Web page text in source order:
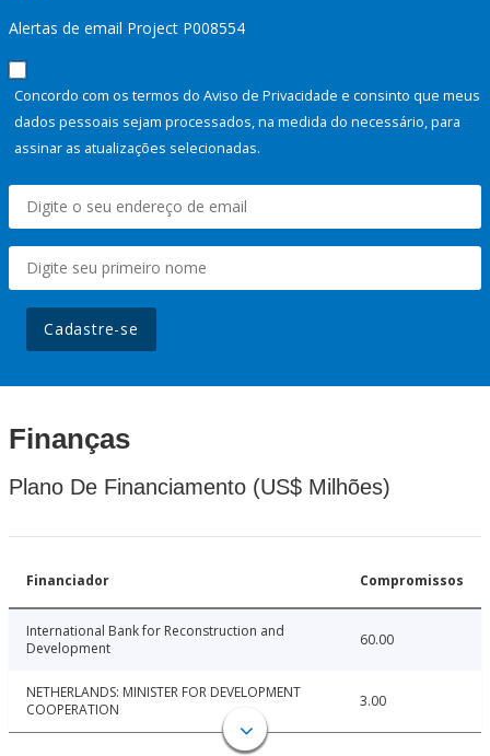
Alertas de email Project P008554
Concordo com os termos do Aviso de Privacidade e consinto que meus
dados pessoais sejam processados, na medida do necessário, para
assinar as atualizações selecionadas.
Cadastre-se
Finanças
Plano De Financiamento (US$ Milhões)
Financiador Compromissos
International Bank for Reconstruction and
Development
60.00
NETHERLANDS: MINISTER FOR DEVELOPMENT
COOPERATION
3.00